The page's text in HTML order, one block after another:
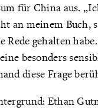
für China aus.
an meinem Buch,
Rede gehalten
besonders
diese Frage
Ethan